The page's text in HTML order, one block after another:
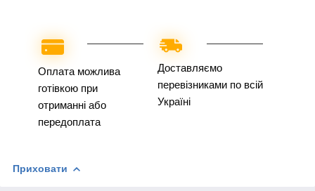
Оплата можлива
готівкою при
отриманні або
передоплата
Доставляємо
перевізниками по всій
Україні
Приховати